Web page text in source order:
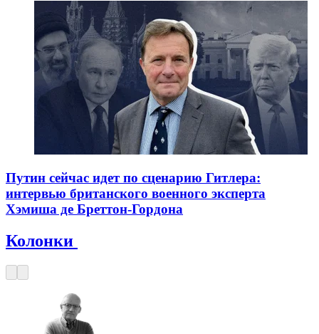
Путин сейчас идет по сценарию Гитлера:
интервью британского военного эксперта
Хэмиша де Бреттон-Гордона
Колонки